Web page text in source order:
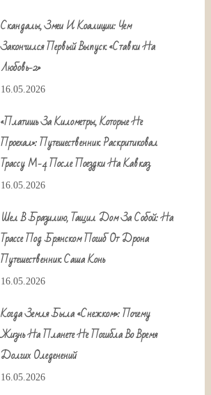
Скандалы, Змеи И Коалиции: Чем
Закончился Первый Выпуск «Ставки На
Любовь-2»
16.05.2026
«Платишь За Километры, Которые Не
Проехал»: Путешественник Раскритиковал
Трассу М-4 После Поездки На Кавказ
16.05.2026
Шел В Бразилию, Тащил Дом За Собой: На
Трассе Под Брянском Погиб От Дрона
Путешественник Саша Конь
16.05.2026
Когда Земля Была «снежком»: Почему
Жизнь На Планете Не Погибла Во Время
Долгих Оледенений
16.05.2026